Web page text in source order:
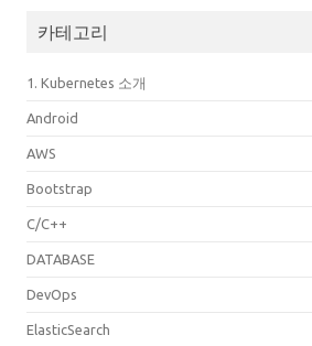
카테고리
1. Kubernetes 소개
Android
AWS
Bootstrap
C/C++
DATABASE
DevOps
ElasticSearch